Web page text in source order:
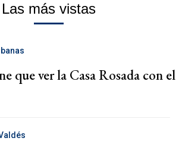
Las más vistas
que ver la Casa Rosada con el